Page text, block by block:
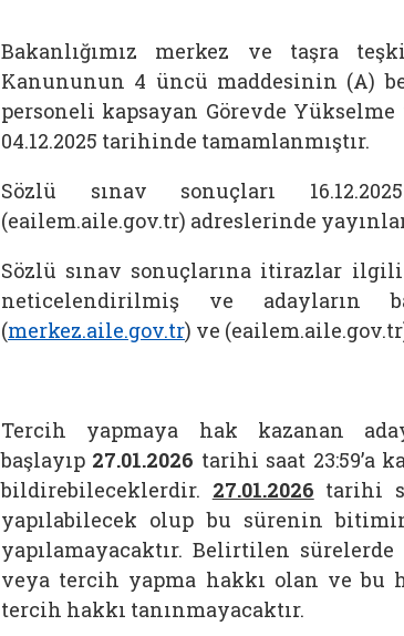
Bakanlığımız merkez ve taşra
Kanununun 4 üncü maddesinin (A)
personeli kapsayan Görevde
04.12.2025 tarihinde tamamlanmıştır.
Sözlü sınav sonuçları
(eailem.aile.gov.tr) adreslerinde
Sözlü sınav sonuçlarına itirazlar
neticelendirilmiş ve adayların
(merkez.aile.gov.tr) ve
Tercih yapmaya hak kazanan
başlayıp 27.01.2026 tarihi saat 23:59’a
bildirebileceklerdir. 27.01.2026 tarihi
yapılabilecek olup bu sürenin
yapılamayacaktır. Belirtilen
veya tercih yapma hakkı olan ve
tercih hakkı tanınmayacaktır.